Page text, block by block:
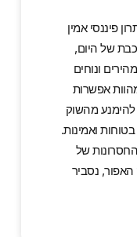
פיננסי אמין
של היום,
ונוחים
אפשרות
מהשוק
ואמינות.
של
נסביר